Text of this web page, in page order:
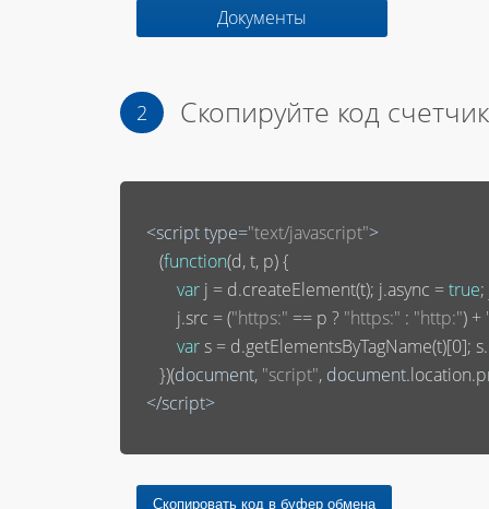
Документы
Скопируйте код
<scripttype="text/javascript">
       (
function(d, t, p) {
var j = d.createElement(t); j.async = true
           j.src = (
"https:" == p ? "https:" : "http:") +
var s = d.getElementsByTagName(t)[0];
       })(
document, "script", document
</script>